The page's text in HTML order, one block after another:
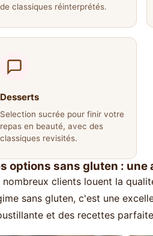
de classiques réinterprétés.
Desserts
Selection sucrée pour finir votre
repas en beauté, avec des
classiques revisités.
options sans gluten :
nombreux clients louent la
sans gluten, c'est une
et des recettes